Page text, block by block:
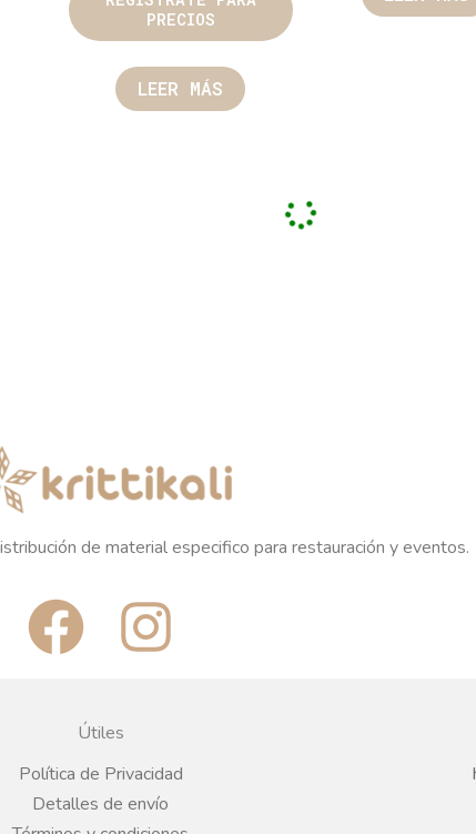
PRECIOS
LEER MÁS
de material especifico para restauración y eventos.
F
a
c
e
I
n
t
Útiles
Política de Privacidad
Detalles de envío